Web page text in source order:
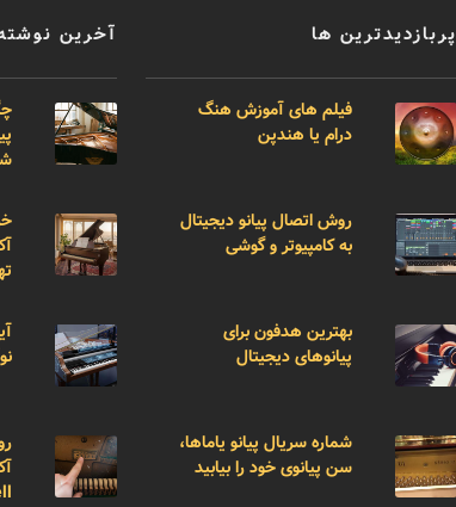
پربازدیدترین ها
فیلم های آموزش هنگ
درام یا هندپن
روش اتصال پیانو دیجیتال
به کامپیوتر و گوشی
بهترین هدفون برای
پیانوهای دیجیتال
شماره سریال پیانو یاماها،
سن پیانوی خود را بیابید
آخرین